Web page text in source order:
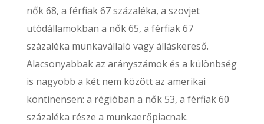
nők 68, a férfiak 67 százaléka, a szovjet
utódállamokban a nők 65, a férfiak 67
százaléka munkavállaló vagy álláskereső.
Alacsonyabbak az arányszámok és a különbség
is nagyobb a két nem között az amerikai
kontinensen: a régióban a nők 53, a férfiak 60
százaléka része a munkaerőpiacnak.